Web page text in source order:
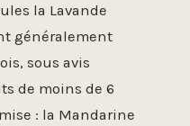
la Lavande
généralement
sous avis
de moins de 6
: la Mandarine